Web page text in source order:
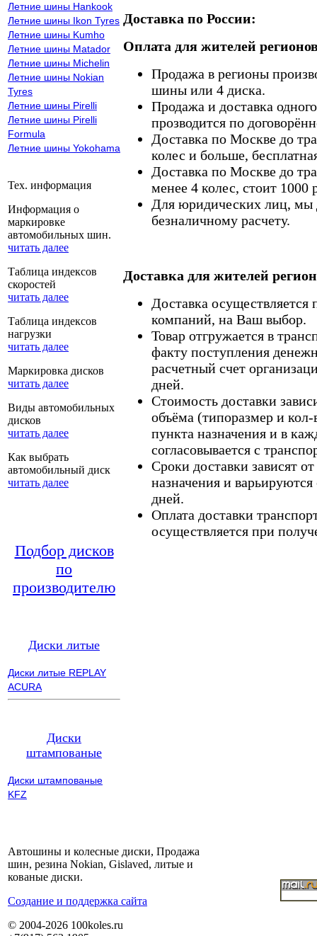
Летние шины Hankook
Летние шины Ikon Tyres
Летние шины Kumho
Летние шины Matador
Летние шины Michelin
Летние шины Nokian
Tyres
Летние шины Pirelli
Летние шины Pirelli
Formula
Летние шины Yokohama
Тех. информация
Информация о
маркировке
автомобильных шин.
читать далее
Таблица индексов
скоростей
читать далее
Таблица индексов
нагрузки
читать далее
Маркировка дисков
читать далее
Виды автомобильных
дисков
читать далее
Как выбрать
автомобильный диск
читать далее
Подбор дисков
по
производителю
Диски литые
Диски литые REPLAY
ACURA
Диски
штампованые
Диски штампованые
KFZ
Доставка по России:
Оплата для жителей
Продажа в регионы
шины или 4 диска.
Продажа и доставка
прозводится по
Доставка по Москве до
колес и больше,
Доставка по Москве до
менее 4 колес, стоит 1000
Для юридических лиц, мы
безналичному расчету.
Доставка для жителей
Доставка
компаний, на Ваш выбор.
Товар отгружается в
факту поступления
расчетный счет
дней.
Стоимость доставки
объёма (типоразмер и кол-
пункта назначения и в
согласовывается с
Сроки доставки зависят
назначения и
дней.
Оплата доставки
осуществляется при
Автошины и колесные диски, Продажа
шин, резина Nokian, Gislaved, литые и
кованые диски.
Cоздание и поддержка сайта
© 2004-2026 100koles.ru